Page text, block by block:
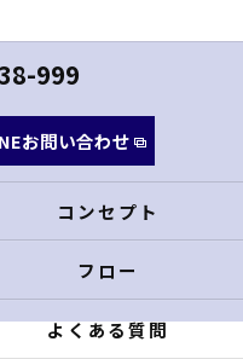
999
お問い合わせ
コンセプト
フロー
よくある質問